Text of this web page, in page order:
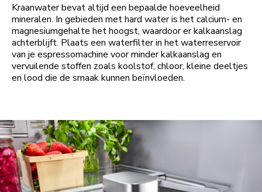
Kraanwater bevat altijd een bepaalde hoeveelheid
mineralen. In gebieden met hard water is het calcium- en
magnesiumgehalte het hoogst, waardoor er kalkaanslag
achterblijft. Plaats een waterfilter in het waterreservoir
van je espressomachine voor minder kalkaanslag en
vervuilende stoffen zoals koolstof, chloor, kleine deeltjes
en lood die de smaak kunnen beïnvloeden.